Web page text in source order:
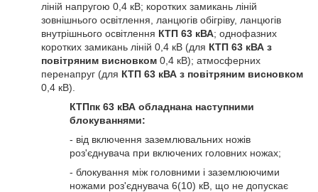
ліній напругою 0,4 кВ; коротких замикань ліній
зовнішнього освітлення, ланцюгів обігріву, ланцюгів
внутрішнього освітлення КТП 63 кВА; однофазних
коротких замикань ліній 0,4 кВ (для КТП 63 кВА з
повітряним висновком 0,4 кВ); атмосферних
перенапруг (для КТП 63 кВА з повітряним висновком
0,4 кВ).
КТПпк 63 кВА обладнана наступними
блокуваннями:
- від включення заземлювальних ножів
роз'єднувача при включених головних ножах;
- блокування між головними і заземлюючими
ножами роз'єднувача 6(10) кВ, що не допускає